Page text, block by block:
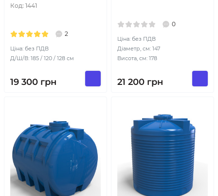
Код: 1441
2
Ціна: без ПДВ
Д/Ш/В: 185 / 120 / 128 см
19 300 грн
0
Ціна: без ПДВ
Діаметр, см: 147
Висота, см: 178
21 200 грн